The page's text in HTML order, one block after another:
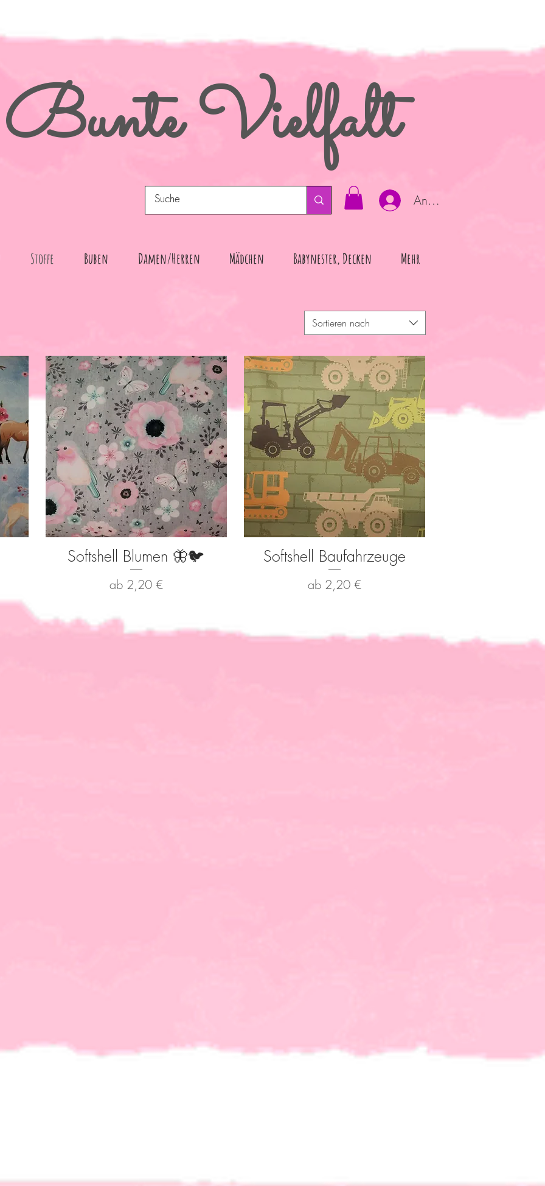
BunteVielfalt
Anmelden
Stoffe Buben Damen/Herren Mädchen Babynester, Decken Mehr
Sortieren nach
Schnellansicht
Softshell Blumen 🦋🐦
ab 2,20 €
Sale-Preis
Schnellansicht
Softshell Baufahrzeuge
ab 2,20 €
Sale-Preis